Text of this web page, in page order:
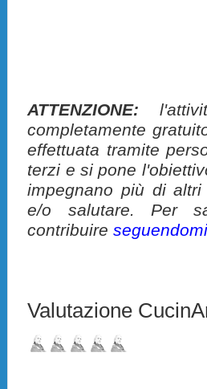
ATTENZIONE:
completamente
effettuata tramite
terzi e si pone
impegnano più di
e/o salutare. Per
contribuire
Valutazione